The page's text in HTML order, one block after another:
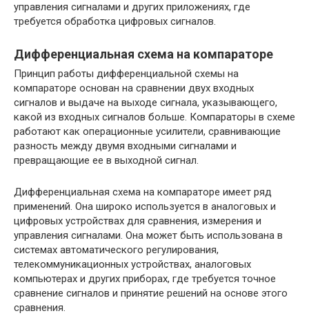
управления сигналами и других приложениях, где
требуется обработка цифровых сигналов.
Дифференциальная схема на компараторе
Принцип работы дифференциальной схемы на
компараторе основан на сравнении двух входных
сигналов и выдаче на выходе сигнала, указывающего,
какой из входных сигналов больше. Компараторы в схеме
работают как операционные усилители, сравнивающие
разность между двумя входными сигналами и
превращающие ее в выходной сигнал.
Дифференциальная схема на компараторе имеет ряд
применений. Она широко используется в аналоговых и
цифровых устройствах для сравнения, измерения и
управления сигналами. Она может быть использована в
системах автоматического регулирования,
телекоммуникационных устройствах, аналоговых
компьютерах и других приборах, где требуется точное
сравнение сигналов и принятие решений на основе этого
сравнения.